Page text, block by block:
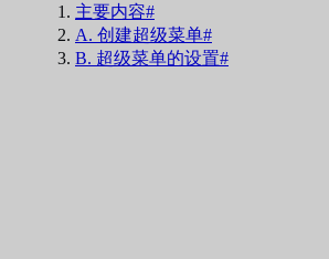
主要内容#
A. 创建超级菜单#
B. 超级菜单的设置#